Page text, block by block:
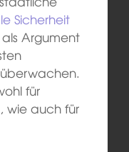
Sicherheit
Argument
für
wie auch für